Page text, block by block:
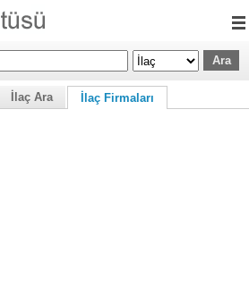
İlaç Ara İlaç Firmaları